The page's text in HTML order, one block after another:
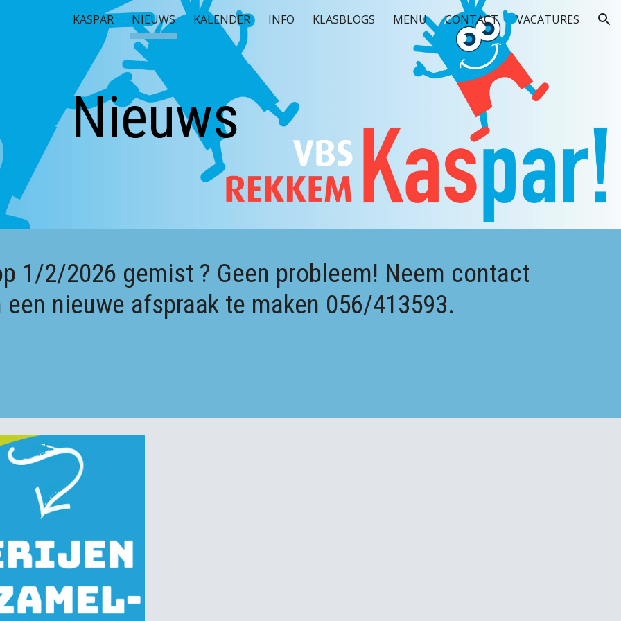
to main content Skip to navigation
KASPAR NIEUWS KALENDER INFO KLASBLOGS MENU CONTACT VACATURES
Nieuws
1/2/2026 gemist ? Geen probleem! Neem contact
nieuwe afspraak te maken 056/413593.